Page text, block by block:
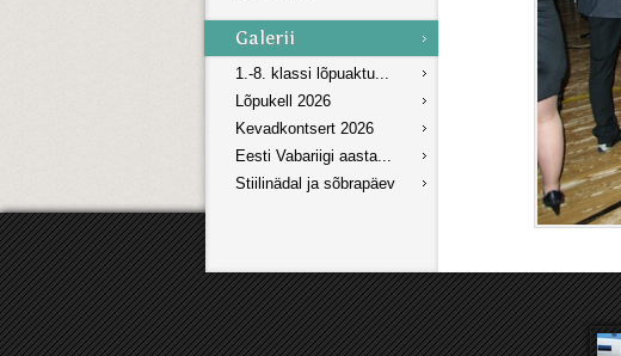
1.-8. klassi lõpuaktu...
Lõpukell 2026
Kevadkontsert 2026
Eesti Vabariigi aasta...
Stiilinädal ja sõbrapäev